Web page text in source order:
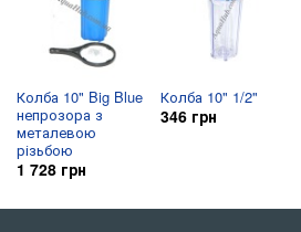
Колба 10" Big Blue
непрозора з
металевою
різьбою
1 728 грн
Колба 10" 1/2"
346 грн